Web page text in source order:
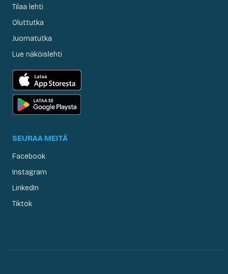
Tilaa lehti
Oluttutka
Juomatutka
Lue näköislehti
SEURAA MEITÄ
Facebook
Instagram
LinkedIn
Tiktok